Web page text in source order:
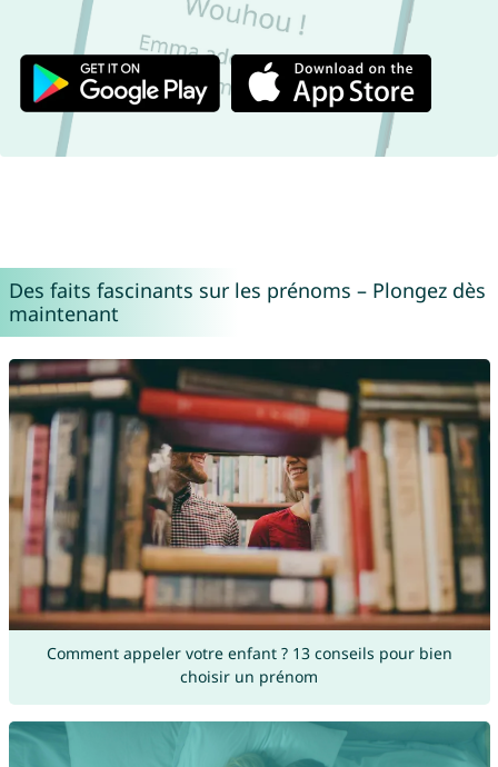
Des faits fascinants sur les prénoms – Plongez dès
maintenant
Comment appeler votre enfant ? 13 conseils pour bien
choisir un prénom